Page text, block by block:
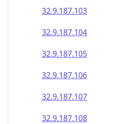
32.9.187.103
32.9.187.104
32.9.187.105
32.9.187.106
32.9.187.107
32.9.187.108